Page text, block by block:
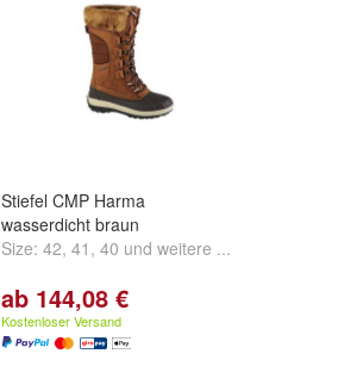
Stiefel CMP Harma
wasserdicht braun
Size: 42, 41 , 40 und weitere ...
ab 144,08 €
Kostenloser Versand